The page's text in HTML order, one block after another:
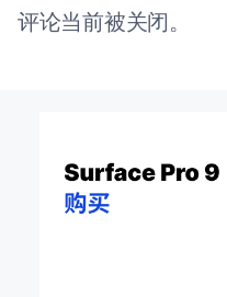
评论当前被关闭。